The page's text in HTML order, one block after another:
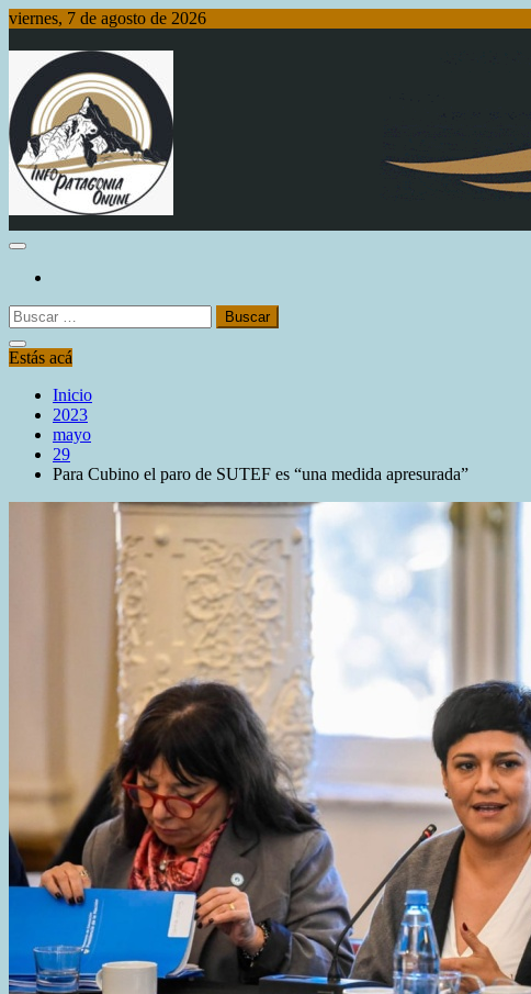
Saltar
contenido
viernes, 7 de agosto de 2026
Info Patagonia Online
Buscar:
Estás acá
Inicio
2023
mayo
29
Para Cubino el paro de SUTEF es “una medida apresurada”